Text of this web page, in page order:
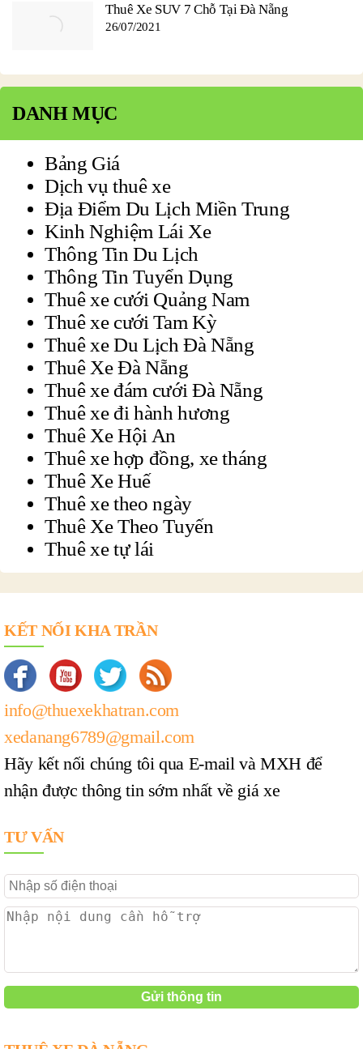
Thuê Xe SUV 7 Chỗ Tại Đà Nẵng
26/07/2021
DANH MỤC
Bảng Giá
Dịch vụ thuê xe
Địa Điểm Du Lịch Miền Trung
Kinh Nghiệm Lái Xe
Thông Tin Du Lịch
Thông Tin Tuyển Dụng
Thuê xe cưới Quảng Nam
Thuê xe cưới Tam Kỳ
Thuê xe Du Lịch Đà Nẵng
Thuê Xe Đà Nẵng
Thuê xe đám cưới Đà Nẵng
Thuê xe đi hành hương
Thuê Xe Hội An
Thuê xe hợp đồng, xe tháng
Thuê Xe Huế
Thuê xe theo ngày
Thuê Xe Theo Tuyến
Thuê xe tự lái
KẾT NỐI KHA TRẦN
info@thuexekhatran.com
xedanang6789@gmail.com
Hãy kết nối chúng tôi qua E-mail và MXH để
nhận được thông tin sớm nhất về giá xe
TƯ VẤN